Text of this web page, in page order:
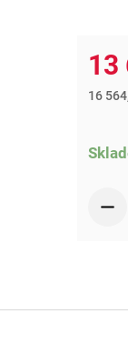
13
16